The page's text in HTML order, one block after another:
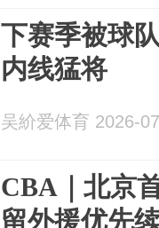
下赛季被球
内线猛将
吴紒爱体育 2026-
CBA｜北京
留外援优先